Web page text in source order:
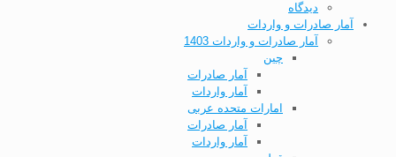
دیدگاه
آمار صادرات و واردات
آمار صادرات و واردات 1403
چین
آمار صادرات
آمار واردات
امارات متحده عربی
آمار صادرات
آمار واردات